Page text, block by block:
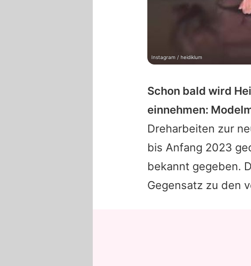
Schon bald wird
einnehmen:
Dreharbeiten zur
bis Anfang 2023
bekannt gegeben.
Gegensatz zu den
Instagram / heidiklum